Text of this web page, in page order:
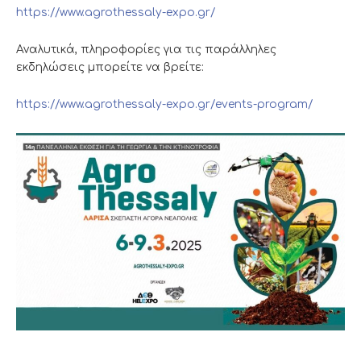
https://www.agrothessaly-expo.gr/
Αναλυτικά, πληροφορίες για τις παράλληλες
εκδηλώσεις μπορείτε να βρείτε:
https://www.agrothessaly-expo.gr/events-program/